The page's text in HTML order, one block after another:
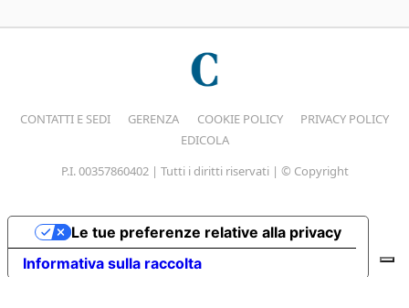
CONTATTI E SEDI GERENZA COOKIE POLICY
PRIVACY POLICY
EDICOLA
P.I. 00357860402 | Tutti i diritti riservati | © Copyright
Informativa sulla raccolta
Le tue preferenze relative alla privacy